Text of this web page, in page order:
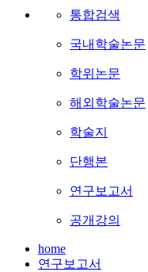
통합검색
국내학술논문
학위논문
해외학술논문
학술지
단행본
연구보고서
공개강의
home
연구보고서